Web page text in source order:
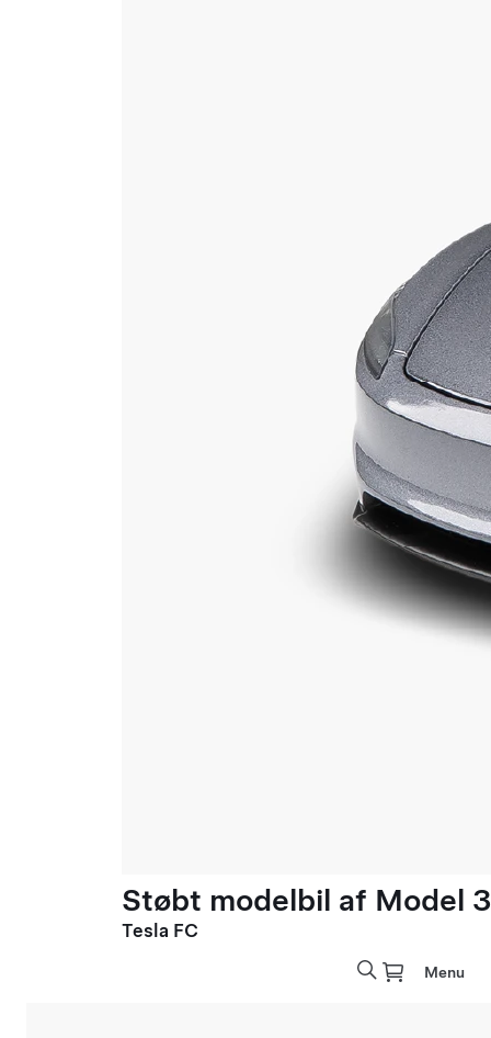
Støbt modelbil af Model
Tesla FC
Menu